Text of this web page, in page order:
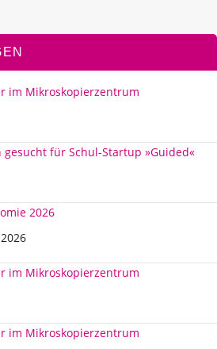
im Mikroskopierzentrum
gesucht für Schul-Startup »Guided«
2026
im Mikroskopierzentrum
im Mikroskopierzentrum